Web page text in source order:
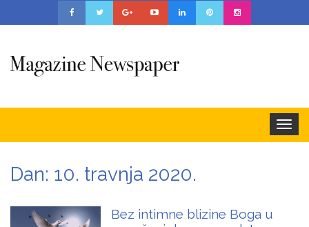
Dan: 10. travnja 2020.
Bez intimne blizine Boga u